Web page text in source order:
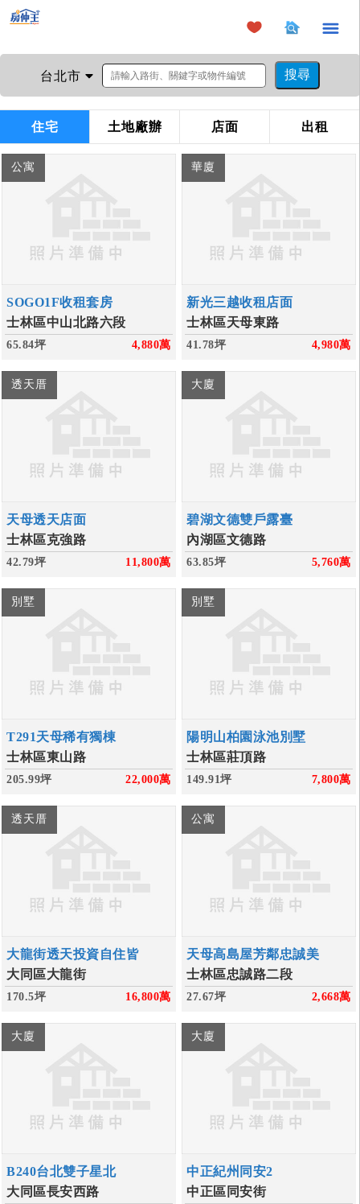
×
台北市
住宅 土地廠辦 店面 出租
公寓
SOGO1F收租套房
士林區中山北路六段
65.84坪 4,880萬
華廈
新光三越收租店面
士林區天母東路
41.78坪 4,980萬
透天厝
天母透天店面
士林區克強路
42.79坪 11,800萬
大廈
碧湖文德雙戶露臺
內湖區文德路
63.85坪 5,760萬
別墅
T291天母稀有獨棟
士林區東山路
205.99坪 22,000萬
別墅
陽明山柏園泳池別墅
士林區莊頂路
149.91坪 7,800萬
透天厝
大龍街透天投資自住皆
大同區大龍街
170.5坪 16,800萬
公寓
天母高島屋芳鄰忠誠美
士林區忠誠路二段
27.67坪 2,668萬
大廈
B240台北雙子星北
大同區長安西路
大廈
中正紀州同安2
中正區同安街